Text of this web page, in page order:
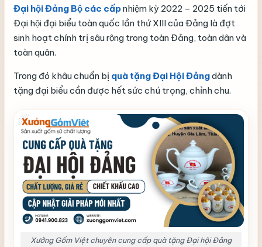
Đại hội Đảng Bộ các cấpnhiệm kỳ 2022 – 2025 tiến tới
Đại hội đại biểu toàn quốc lần thứ XIII của Đảng là đợt
sinh hoạt chính trị sâu rộng trong toàn Đảng, toàn dân và
toàn quân.
Trong đó khâu chuẩn bị quà tặng Đại Hội Đảngdành
tặng đại biểu cần được hết sức chú trọng, chỉnh chu.
Xưởng Gốm Việt chuyên cung cấp quà tặng Đại hội Đảng